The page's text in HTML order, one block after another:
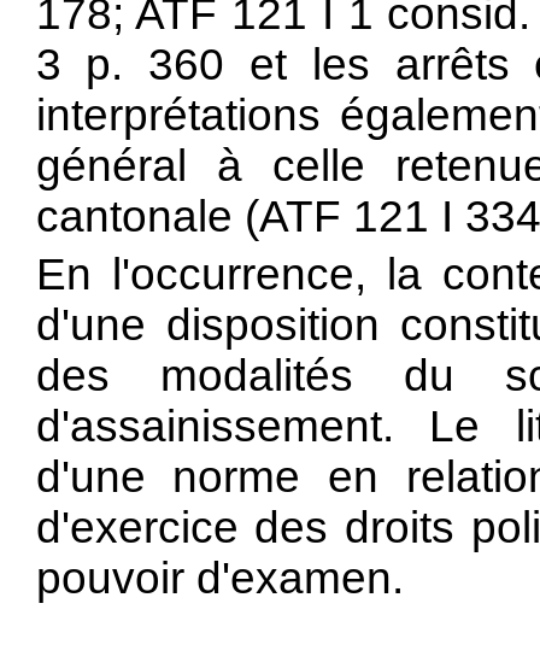
178; ATF 121 I 1
3 p. 360 et les arrêts
interprétations
général à celle
cantonale (ATF 121 I
En l'occurrence, la
d'une disposition
des modalités du
d'assainissement. Le
d'une norme en
d'exercice des droits
pouvoir d'examen.